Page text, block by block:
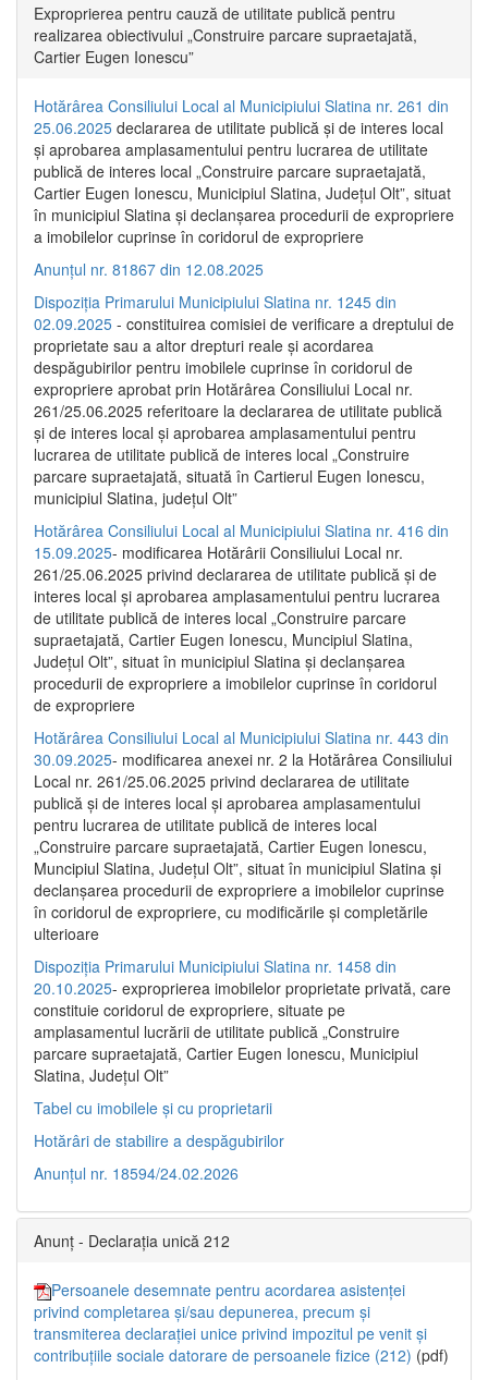
Exproprierea pentru cauză de utilitate publică pentru
realizarea obiectivului „Construire parcare supraetajată,
Cartier Eugen Ionescu”
Hotărârea Consiliului Local al Municipiului Slatina nr. 261 din
25.06.2025 declararea de utilitate publică și de interes local
și aprobarea amplasamentului pentru lucrarea de utilitate
publică de interes local „Construire parcare supraetajată,
Cartier Eugen Ionescu, Municipiul Slatina, Județul Olt”, situat
în municipiul Slatina și declanșarea procedurii de expropriere
a imobilelor cuprinse în coridorul de expropriere
Anunțul nr. 81867 din 12.08.2025
Dispoziția Primarului Municipiului Slatina nr. 1245 din
02.09.2025 - constituirea comisiei de verificare a dreptului de
proprietate sau a altor drepturi reale și acordarea
despăgubirilor pentru imobilele cuprinse în coridorul de
expropriere aprobat prin Hotărârea Consiliului Local nr.
261/25.06.2025 referitoare la declararea de utilitate publică
și de interes local și aprobarea amplasamentului pentru
lucrarea de utilitate publică de interes local „Construire
parcare supraetajată, situată în Cartierul Eugen Ionescu,
municipiul Slatina, județul Olt”
Hotărârea Consiliului Local al Municipiului Slatina nr. 416 din
15.09.2025- modificarea Hotărârii Consiliului Local nr.
261/25.06.2025 privind declararea de utilitate publică și de
interes local și aprobarea amplasamentului pentru lucrarea
de utilitate publică de interes local „Construire parcare
supraetajată, Cartier Eugen Ionescu, Muncipiul Slatina,
Județul Olt”, situat în municipiul Slatina și declanșarea
procedurii de expropriere a imobilelor cuprinse în coridorul
de expropriere
Hotărârea Consiliului Local al Municipiului Slatina nr. 443 din
30.09.2025- modificarea anexei nr. 2 la Hotărârea Consiliului
Local nr. 261/25.06.2025 privind declararea de utilitate
publică şi de interes local şi aprobarea amplasamentului
pentru lucrarea de utilitate publică de interes local
„Construire parcare supraetajată, Cartier Eugen Ionescu,
Muncipiul Slatina, Judeţul Olt”, situat în municipiul Slatina şi
declanşarea procedurii de expropriere a imobilelor cuprinse
în coridorul de expropriere, cu modificările şi completările
ulterioare
Dispoziția Primarului Municipiului Slatina nr. 1458 din
20.10.2025- exproprierea imobilelor proprietate privată, care
constituie coridorul de expropriere, situate pe
amplasamentul lucrării de utilitate publică „Construire
parcare supraetajată, Cartier Eugen Ionescu, Municipiul
Slatina, Județul Olt”
Tabel cu imobilele și cu proprietarii
Hotărâri de stabilire a despăgubirilor
Anunțul nr. 18594/24.02.2026
Anunț - Declarația unică 212
Persoanele desemnate pentru acordarea asistenței
privind completarea și/sau depunerea, precum și
transmiterea declarației unice privind impozitul pe venit și
contribuțiile sociale datorare de persoanele fizice (212) (pdf)